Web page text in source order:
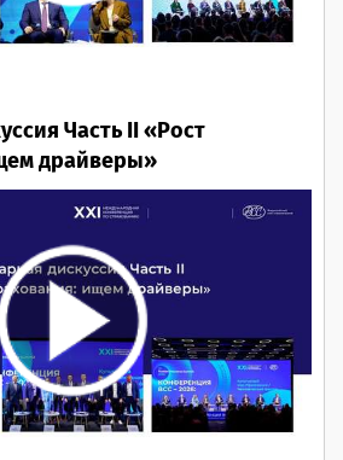
Часть II «Рост
драйверы»